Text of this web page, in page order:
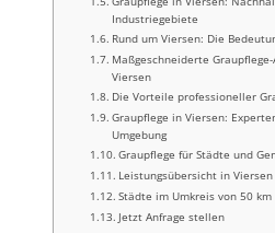
Industriegebiete
Rund um Viersen: Die
Maßgeschneiderte
Viersen
Die Vorteile professioneller
Graupflege in Viersen:
Umgebung
Graupflege für Städte und
Leistungsübersicht in Viersen
Städte im Umkreis von 50 km
Jetzt Anfrage stellen